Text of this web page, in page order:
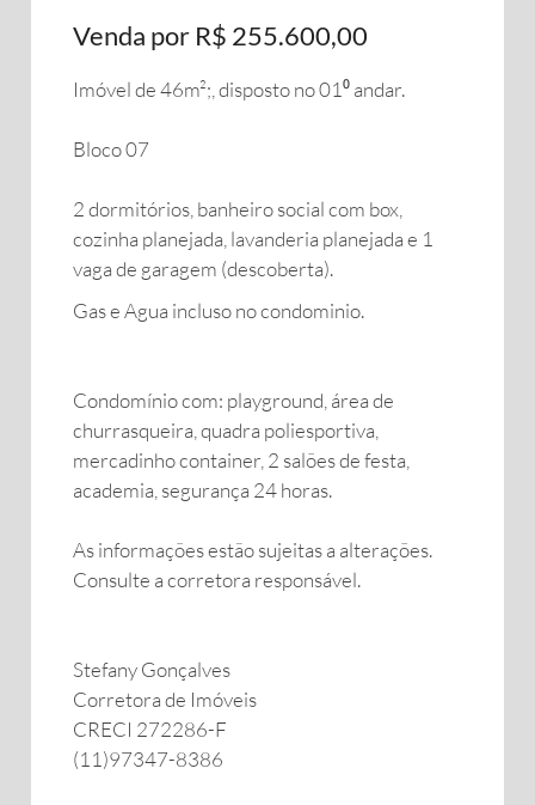
Venda por R$ 255.600,00
Imóvel de 46m²;, disposto no 01⁰ andar.
Bloco 07
2 dormitórios, banheiro social com box,
cozinha planejada, lavanderia planejada e 1
vaga de garagem (descoberta).
Gas e Agua incluso no condominio.
Condomínio com: playground, área de
churrasqueira, quadra poliesportiva,
mercadinho container, 2 salões de festa,
academia, segurança 24 horas.
As informações estão sujeitas a alterações.
Consulte a corretora responsável.
Stefany Gonçalves
Corretora de Imóveis
CRECI 272286-F
(11)97347-8386